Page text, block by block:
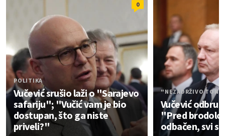
0
POLITIKA
Vučević srušio laži o "Sarajevo
safariju"; "Vučić vam je bio
dostupan, što ga niste
priveli?"
"NEZADRŽIVO TONE
Vučević
"Pred
odbačen, svi